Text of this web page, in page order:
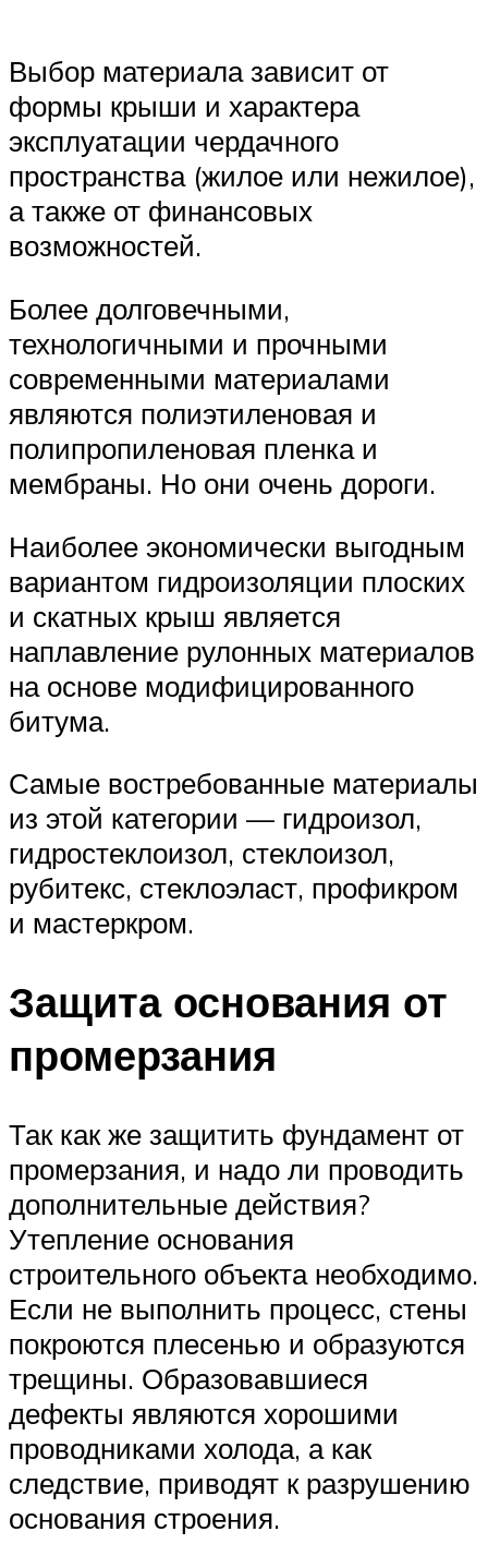
Выбор материала зависит от
формы крыши и характера
эксплуатации чердачного
пространства (жилое или нежилое),
а также от финансовых
возможностей.
Более долговечными,
технологичными и прочными
современными материалами
являются полиэтиленовая и
полипропиленовая пленка и
мембраны. Но они очень дороги.
Наиболее экономически выгодным
вариантом гидроизоляции плоских
и скатных крыш является
наплавление рулонных материалов
на основе модифицированного
битума.
Самые востребованные материалы
из этой категории — гидроизол,
гидростеклоизол, стеклоизол,
рубитекс, стеклоэласт, профикром
и мастеркром.
Защита основания от
промерзания
Так как же защитить фундамент от
промерзания, и надо ли проводить
дополнительные действия?
Утепление основания
строительного объекта необходимо.
Если не выполнить процесс, стены
покроются плесенью и образуются
трещины. Образовавшиеся
дефекты являются хорошими
проводниками холода, а как
следствие, приводят к разрушению
основания строения.